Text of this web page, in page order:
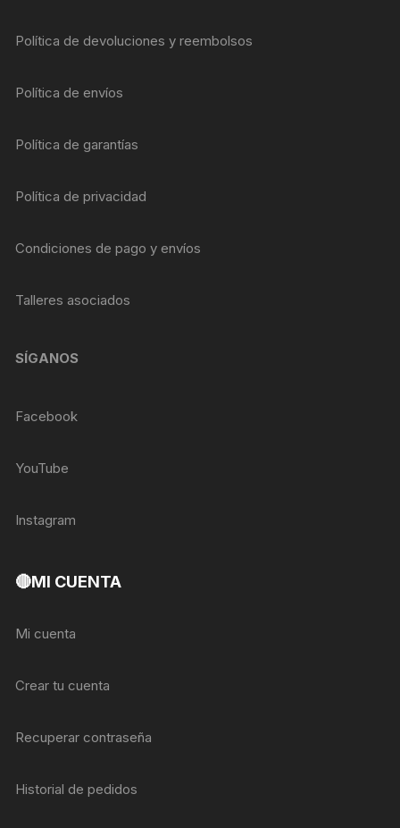
Política de devoluciones y reembolsos
Política de envíos
Política de garantías
Política de privacidad
Condiciones de pago y envíos
Talleres asociados
SÍGANOS
Facebook
YouTube
Instagram
🔴MI CUENTA
Mi cuenta
Crear tu cuenta
Recuperar contraseña
Historial de pedidos